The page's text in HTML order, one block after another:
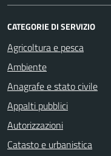
CATEGORIE DI SERVIZIO
Agricoltura e pesca
Ambiente
Anagrafe e stato civile
Appalti pubblici
Autorizzazioni
Catasto e urbanistica